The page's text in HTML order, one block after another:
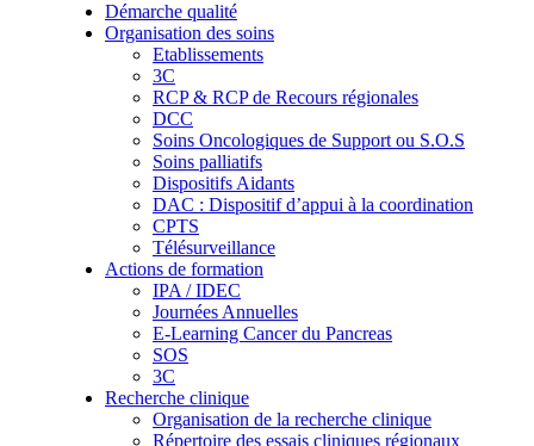
Démarche qualité
Organisation des soins
Etablissements
3C
RCP & RCP de Recours régionales
DCC
Soins Oncologiques de Support ou S.O.S
Soins palliatifs
Dispositifs Aidants
DAC : Dispositif d’appui à la coordination
CPTS
Télésurveillance
Actions de formation
IPA / IDEC
Journées Annuelles
E-Learning Cancer du Pancreas
SOS
3C
Recherche clinique
Organisation de la recherche clinique
Répertoire des essais cliniques régionaux